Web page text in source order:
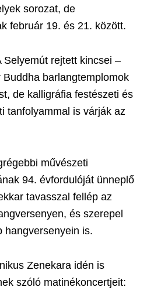
sorozat, de
február 19. és 21. között.
Selyemút rejtett kincsei –
barlangtemplomok
de kalligráfia festészeti és
tanfolyammal is várják az
művészeti
94. évfordulóját ünneplő
tavasszal fellép az
és szerepel
hangversenyein is.
Zenekara idén is
szóló matinékoncertjeit: